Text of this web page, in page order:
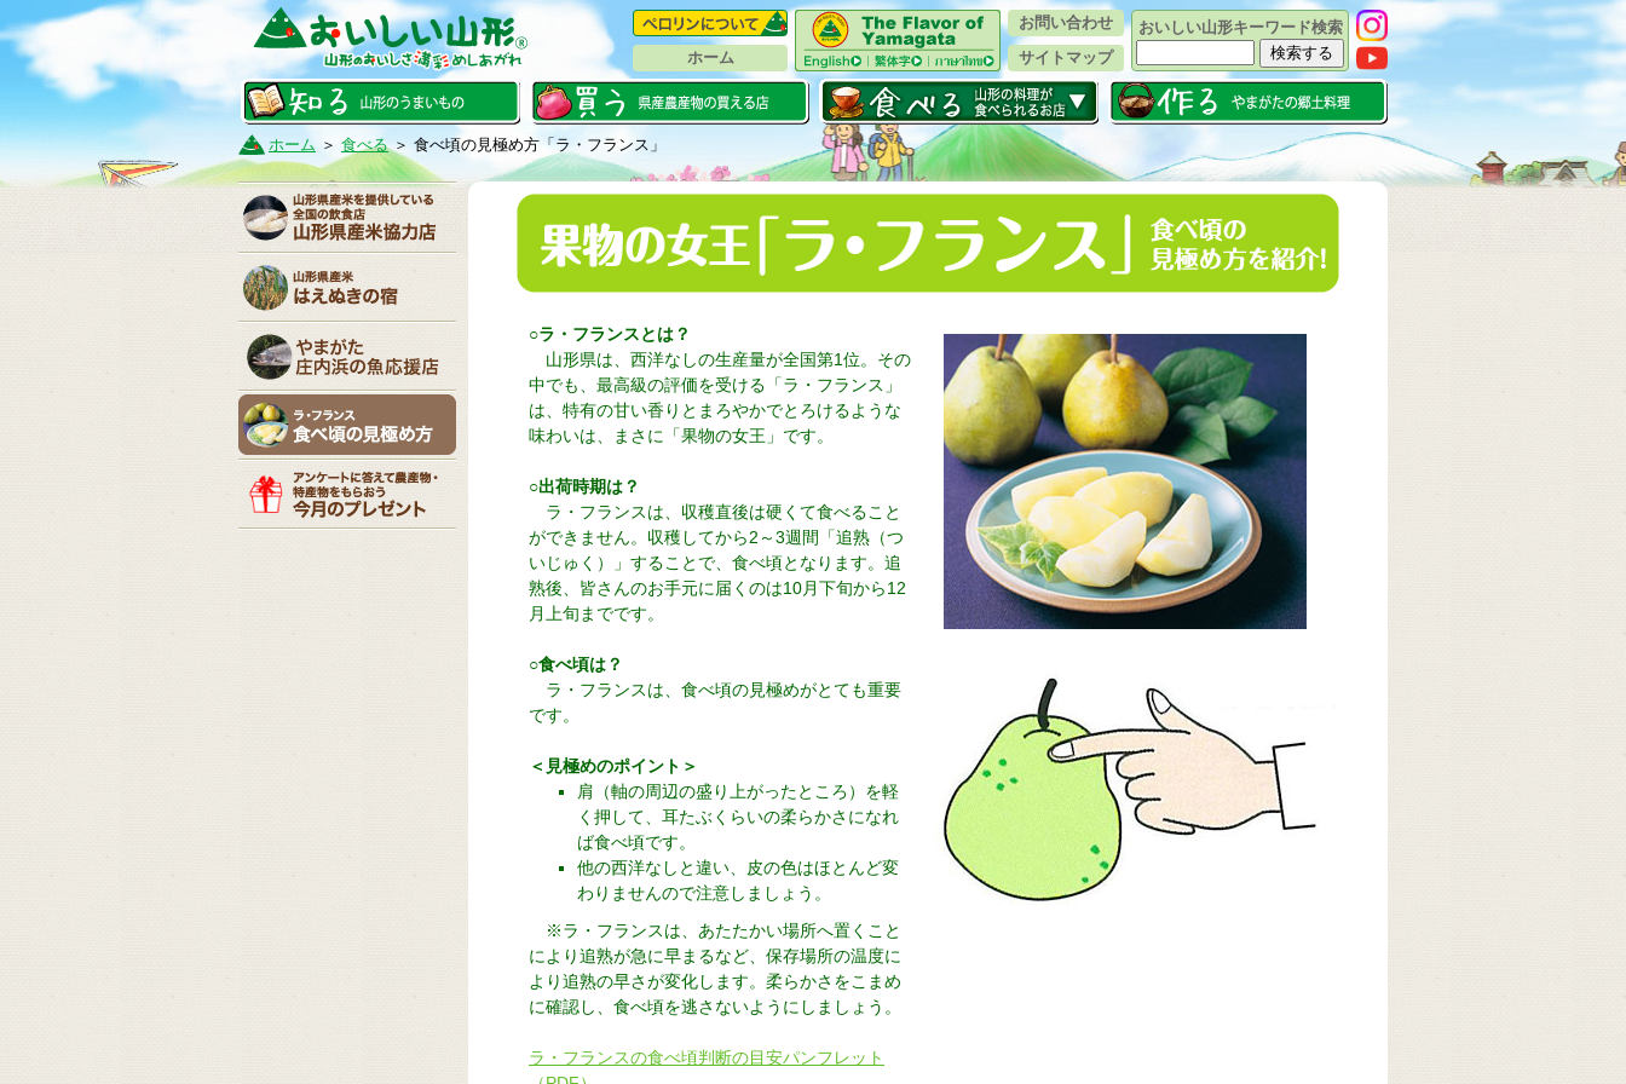
おいしい山形キーワード検索
ホーム
お問い合わせ
サイトマップ
ホーム ＞ 食べる＞ 食べ頃の見極め方「ラ・フランス」
○ラ・フランスとは？
山形県は、西洋なしの生産量が全国第1位。その
中でも、最高級の評価を受ける「ラ・フランス」
は、特有の甘い香りとまろやかでとろけるような
味わいは、まさに「果物の女王」です。
○出荷時期は？
ラ・フランスは、収穫直後は硬くて食べること
ができません。収穫してから2～3週間「追熟（つ
いじゅく）」することで、食べ頃となります。追
熟後、皆さんのお手元に届くのは10月下旬から12
月上旬までです。
○食べ頃は？
ラ・フランスは、食べ頃の見極めがとても重要
です。
＜見極めのポイント＞
肩（軸の周辺の盛り上がったところ）を軽
く押して、耳たぶくらいの柔らかさになれ
ば食べ頃です。
他の西洋なしと違い、皮の色はほとんど変
わりませんので注意しましょう。
※ラ・フランスは、あたたかい場所へ置くこと
により追熟が急に早まるなど、保存場所の温度に
より追熟の早さが変化します。柔らかさをこまめ
に確認し、食べ頃を逃さないようにしましょう。
ラ・フランスの食べ頃判断の目安パンフレット